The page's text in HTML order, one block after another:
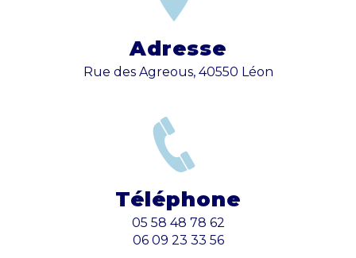
Adresse
Rue des Agreous, 40550 Léon
Téléphone
05 58 48 78 62
06 09 23 33 56